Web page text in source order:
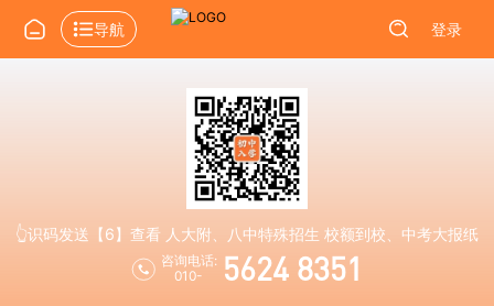
导航 登录
👆识码发送【6】查看 人大附、八中特殊招生 校额到校、中考大报纸
咨询电话:
010-
5624 8351